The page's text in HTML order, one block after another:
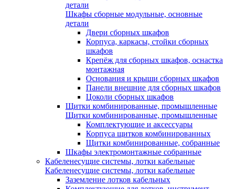
детали
Шкафы сборные модульные, основные
детали
Двери сборных шкафов
Корпуса, каркасы, стойки сборных
шкафов
Крепёж для сборных шкафов, оснастка
монтажная
Основания и крыши сборных шкафов
Панели внешние для сборных шкафов
Цоколи сборных шкафов
Щитки комбинированные, промышленные
Щитки комбинированные, промышленные
Комплектующие и аксессуары
Корпуса щитков комбинированных
Щитки комбинированные, собранные
Шкафы электромонтажные собранные
Кабеленесущие системы, лотки кабельные
Кабеленесущие системы, лотки кабельные
Заземление лотков кабельных